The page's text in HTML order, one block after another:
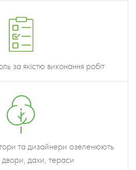
за якістю виконання робіт
та дизайнери озеленюють
двори, дахи, тераси